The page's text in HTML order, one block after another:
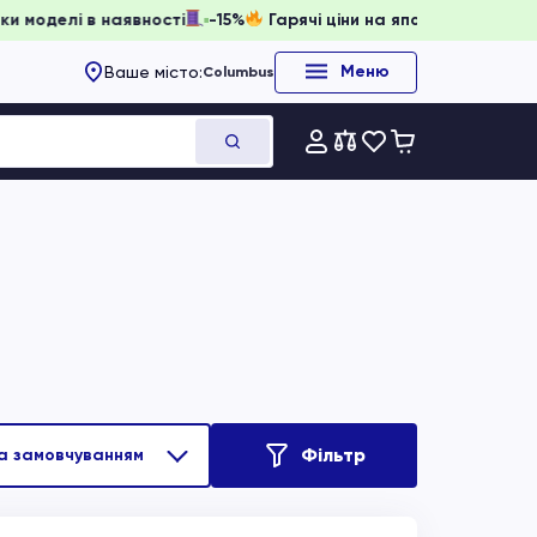
доки моделі в наявності -15% Гарячі ціни на
Ваше місто:Columbus Меню
Фільтр